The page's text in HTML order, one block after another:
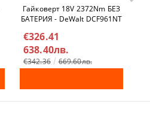
Гайковерт 18V 2372Nm БЕЗ
БАТЕРИЯ - DeWalt DCF961NT
€326.41
638.40лв.
€342.36 669.60лв.